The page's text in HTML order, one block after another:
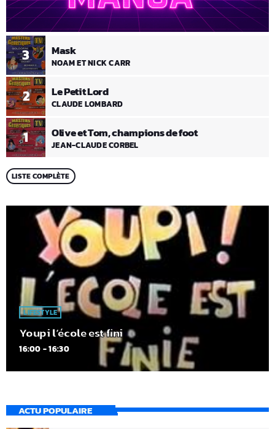
1 Olive et Tom, champions de foot
JEAN-CLAUDE CORBEL
2 Le Petit Lord
CLAUDE LOMBARD
3 Mask
NOAM ET NICK CARR
LISTE COMPLÈTE
LIFESTYLE
Youpi l’école est fini
16:00 - 16:30
ACTU POPULAIRE